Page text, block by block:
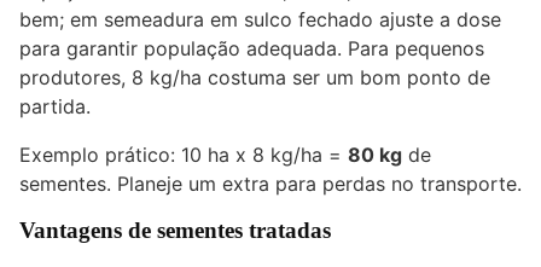
bem; em semeadura em sulco fechado ajuste a dose
para garantir população adequada. Para pequenos
produtores, 8 kg/ha costuma ser um bom ponto de
partida.
Exemplo prático: 10 ha x 8 kg/ha = 80 kg de
sementes. Planeje um extra para perdas no transporte.
Vantagens de sementes tratadas